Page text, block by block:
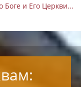
Боге и Его Церкви...